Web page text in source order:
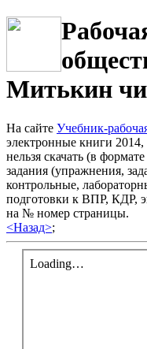
Митькин
На сайте Учебник-
электронные книги
нельзя скачать (в
задания (упражнения,
контрольные,
подготовки к ВПР, КДР,
на № номер страницы.
<Назад>;